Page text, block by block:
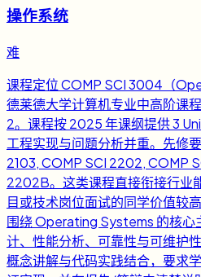
操作系统
难
课程定位 COMP SCI 3004（
德莱德大学计算机专业中高阶课
2。课程按 2025 年课纲提供 3
工程实现与问题分析并重。先修
2103, COMP SCI 2202, COMP
2202B。这类课程直接衔接行业
目或技术岗位面试的同学价值较
围绕 Operating Systems 的核心
计、性能分析、可靠性与可维护
概念讲解与代码实践结合，要求